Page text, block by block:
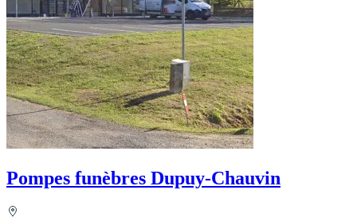
Pompes funèbres Dupuy-Chauvin